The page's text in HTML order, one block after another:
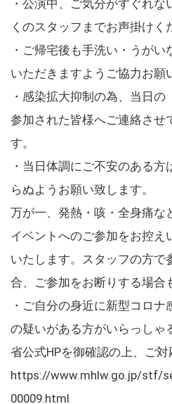
・公演中、ご気分がすぐれ
くのスタッフまでお声掛けく
・ご帰宅後も手洗い・うが
いただきますようご協力お願
・感染拡大抑制の為、当日
参加された皆様へご連絡させ
す。
・当日体調にご不安のある
らぬようお願い致します。
万が一、発熱・咳・全身痛な
イベントへのご参加をお控え
いたします。スタッフの方で
合、ご参加をお断りする場合
・ご自分の身近に新型コロ
の疑いがある方がいらっしゃ
省公式HPを御確認の上、ご対
https://www.mhlw.go.jp/stf/
00009.html